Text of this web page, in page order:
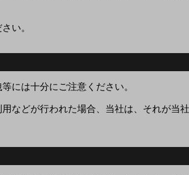
い。
には十分にご注意ください。
などが行われた場合、当社は、それが当